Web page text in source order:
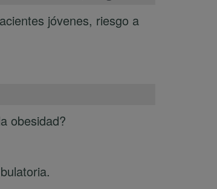
jóvenes, riesgo a
obesidad?